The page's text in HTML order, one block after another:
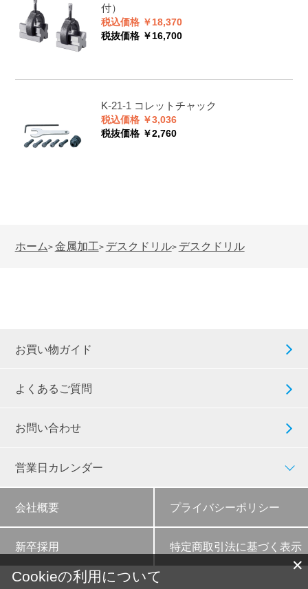
付）
税込価格 ￥18,370
税抜価格 ￥16,700
K-21-1 コレットチャック
税込価格 ￥3,036
税抜価格 ￥2,760
ホーム> 金属加工> デスクドリル> デスクドリル
お買い物ガイド
よくあるご質問
お問い合わせ
営業日カレンダー
会社概要 プライバシーポリシー
新卒採用 特定商取引法に基づく表示
✕
Cookieの利用について